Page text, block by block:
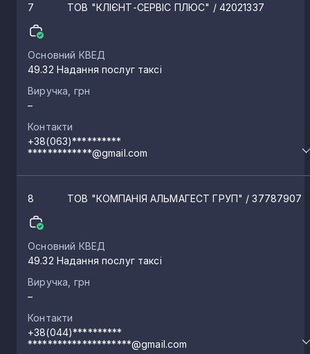
7 ТОВ "КЛІЄНТ-СЕРВІС ПЛЮС" / 42021337
Основний КВЕД
49.32 Надання послуг таксі
Виручка, грн
–
Контакти
+38(063)**********
*************@gmail.com
8 ТОВ "КОМПАНІЯ АЛЬМАГЕСТ ГРУП" / 37787907
Основний КВЕД
49.32 Надання послуг таксі
Виручка, грн
–
Контакти
+38(044)**********
*********************@gmail.com